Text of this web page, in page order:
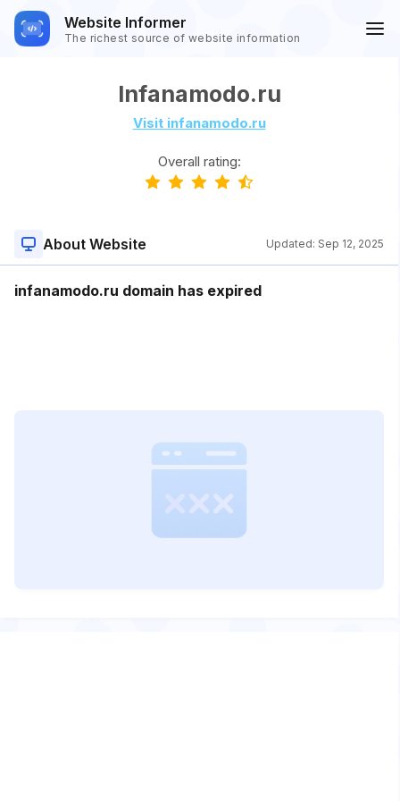
Website Informer
The richest source of website information
Infanamodo.ru
Visit infanamodo.ru
Overall rating:
About Website Updated: Sep 12, 2025
infanamodo.ru domain has expired